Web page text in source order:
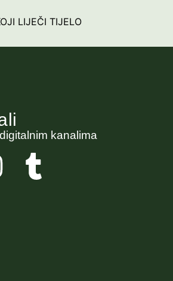
LIJEČI TIJELO
kanalima